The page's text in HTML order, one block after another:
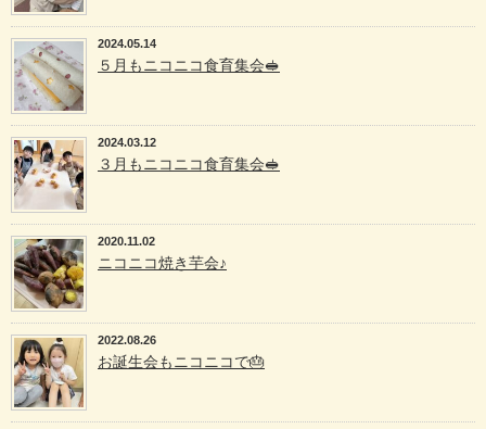
2024.05.14
５月もニコニコ食育集会🥪
2024.03.12
３月もニコニコ食育集会🥪
2020.11.02
ニコニコ焼き芋会♪
2022.08.26
お誕生会もニコニコで🎂